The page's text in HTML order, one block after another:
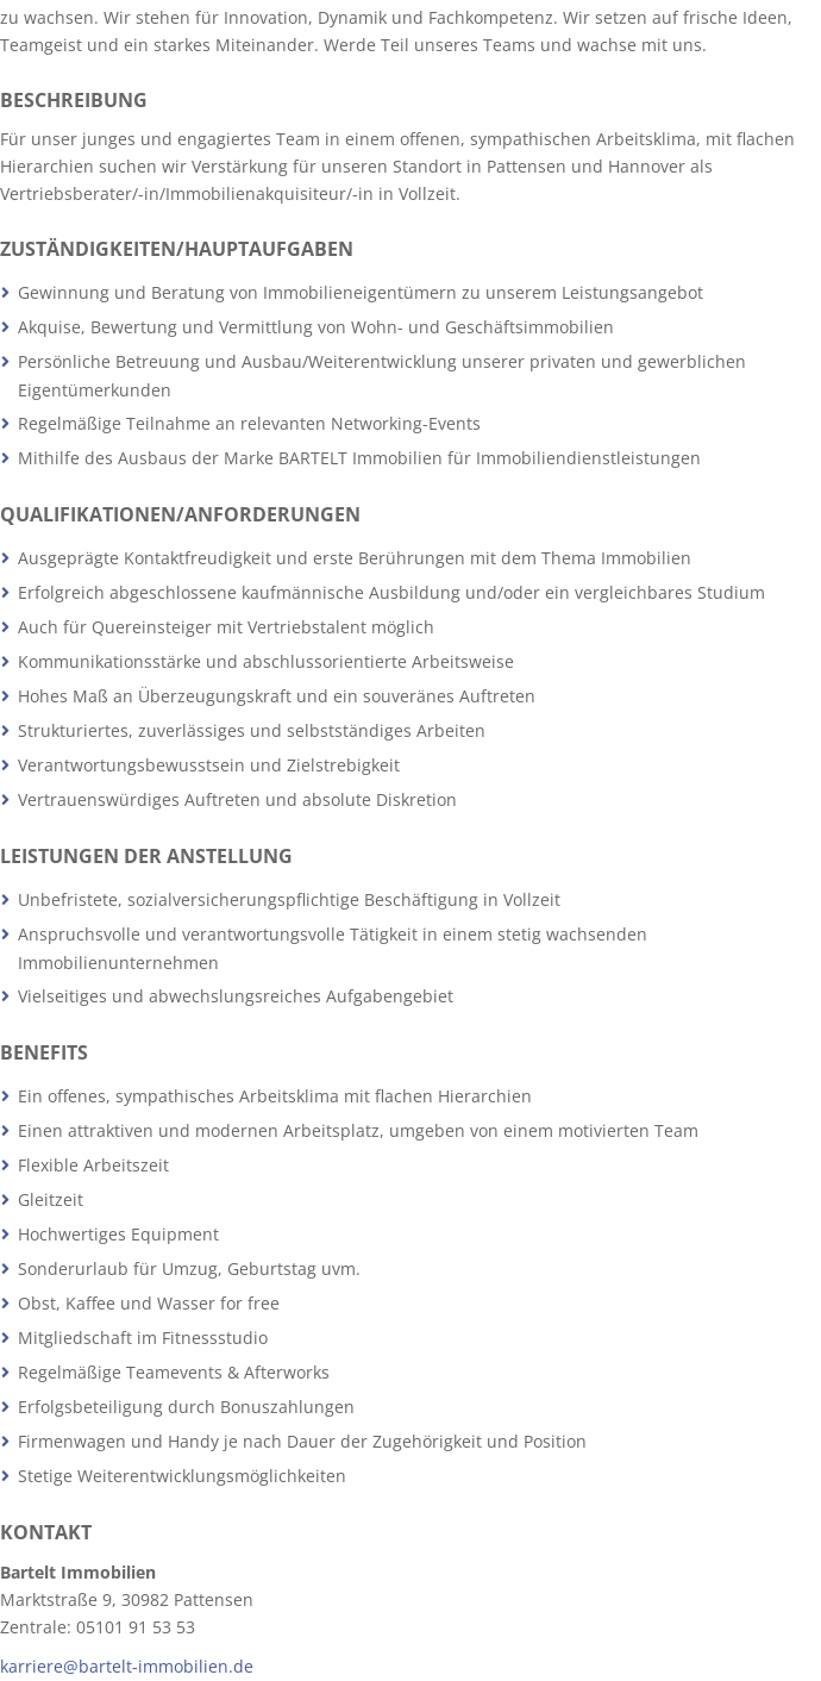
zu wachsen. Wir stehen für Innovation, Dynamik und Fachkompetenz. Wir setzen auf frische Ideen,
Teamgeist und ein starkes Miteinander. Werde Teil unseres Teams und wachse mit uns.
BESCHREIBUNG
Für unser junges und engagiertes Team in einem offenen, sympathischen Arbeitsklima, mit flachen
Hierarchien suchen wir Verstärkung für unseren Standort in Pattensen und Hannover als
Vertriebsberater/-in/Immobilienakquisiteur/-in in Vollzeit.
ZUSTÄNDIGKEITEN/HAUPTAUFGABEN
Gewinnung und Beratung von Immobilieneigentümern zu unserem Leistungsangebot
Akquise, Bewertung und Vermittlung von Wohn- und Geschäftsimmobilien
Persönliche Betreuung und Ausbau/Weiterentwicklung unserer privaten und gewerblichen
Eigentümerkunden
Regelmäßige Teilnahme an relevanten Networking-Events
Mithilfe des Ausbaus der Marke BARTELT Immobilien für Immobiliendienstleistungen
QUALIFIKATIONEN/ANFORDERUNGEN
Ausgeprägte Kontaktfreudigkeit und erste Berührungen mit dem Thema Immobilien
Erfolgreich abgeschlossene kaufmännische Ausbildung und/oder ein vergleichbares Studium
Auch für Quereinsteiger mit Vertriebstalent möglich
Kommunikationsstärke und abschlussorientierte Arbeitsweise
Hohes Maß an Überzeugungskraft und ein souveränes Auftreten
Strukturiertes, zuverlässiges und selbstständiges Arbeiten
Verantwortungsbewusstsein und Zielstrebigkeit
Vertrauenswürdiges Auftreten und absolute Diskretion
LEISTUNGEN DER ANSTELLUNG
Unbefristete, sozialversicherungspflichtige Beschäftigung in Vollzeit
Anspruchsvolle und verantwortungsvolle Tätigkeit in einem stetig wachsenden
Immobilienunternehmen
Vielseitiges und abwechslungsreiches Aufgabengebiet
BENEFITS
Ein offenes, sympathisches Arbeitsklima mit flachen Hierarchien
Einen attraktiven und modernen Arbeitsplatz, umgeben von einem motivierten Team
Flexible Arbeitszeit
Gleitzeit
Hochwertiges Equipment
Sonderurlaub für Umzug, Geburtstag uvm.
Obst, Kaffee und Wasser for free
Mitgliedschaft im Fitnessstudio
Regelmäßige Teamevents & Afterworks
Erfolgsbeteiligung durch Bonuszahlungen
Firmenwagen und Handy je nach Dauer der Zugehörigkeit und Position
Stetige Weiterentwicklungsmöglichkeiten
KONTAKT
Bartelt Immobilien
Marktstraße 9, 30982 Pattensen
Zentrale: 05101 91 53 53
karriere@bartelt-immobilien.de